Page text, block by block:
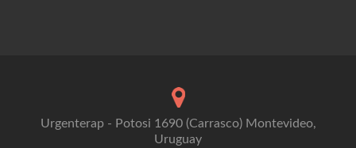
Urgenterap - Potosi 1690 (Carrasco) Montevideo,
Uruguay